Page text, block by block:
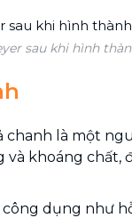
sau khi hình
chanh là một
và khoáng chất,
dụng như